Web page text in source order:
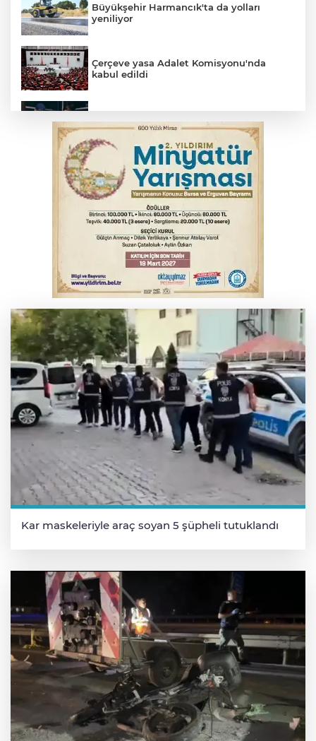
Büyükşehir Harmancık'ta da yolları
yeniliyor
Çerçeve yasa Adalet Komisyonu'nda
kabul edildi
kişi tutuklandı
İnegöl’de yangın paniği! Apartmana
sıçrayan alevler söndürüldü
Serbest piyasada döviz fiyatları
Otomobil kanala uçtu: 2 yaralı
Kar maskeleriyle araç soyan 5 şüpheli tutuklandı